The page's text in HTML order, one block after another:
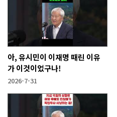
아, 유시민이 이재명 때린 이유
가 이것이었구나!
2026-7-31